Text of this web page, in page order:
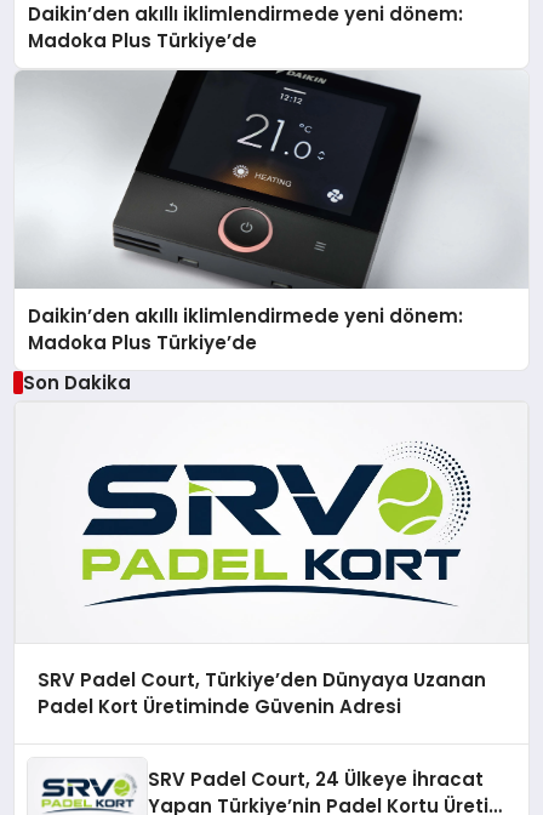
Daikin’den akıllı iklimlendirmede yeni dönem:
Madoka Plus Türkiye’de
Daikin’den akıllı iklimlendirmede yeni dönem:
Madoka Plus Türkiye’de
Son Dakika
SRV Padel Court, Türkiye’den Dünyaya Uzanan
Padel Kort Üretiminde Güvenin Adresi
SRV Padel Court, 24 Ülkeye İhracat
Yapan Türkiye’nin Padel Kortu Üretim